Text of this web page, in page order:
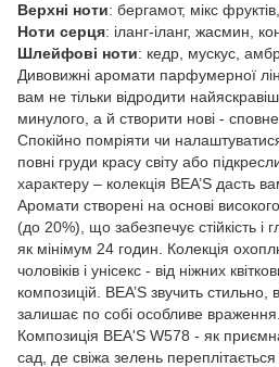
Верхні ноти: бергамот, мікс
Ноти серця: іланг-іланг, жасмин,
Шлейфові ноти: кедр, мускус,
Дивовижні аромати парфумерної
вам не тільки відродити
минулого, а й створити нові -
Спокійно помріяти чи
повні груди красу світу або
характеру – колекція BEA’S дасть
Аромати створені на основі
(до 20%), що забезпечує стійкість і
як мінімум 24 годин. Колекція
чоловіків і унісекс - від ніжних
композицій. BEA’S звучить стильно,
залишає по собі особливе враження.
Композиція BEA'S W578 - як
сад, де свіжа зелень